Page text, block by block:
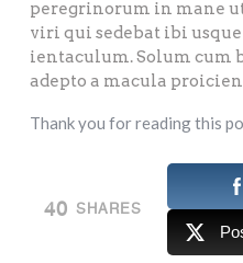
peregrinorum in mane
viri qui sedebat ibi
ientaculum. Solum cum
adepto a macula
Thank you for reading this
40 SHARES